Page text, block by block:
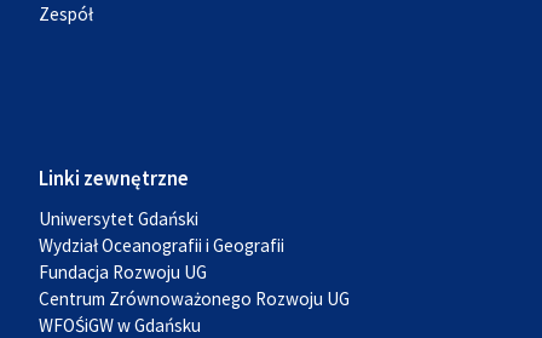
Zespół
Linki zewnętrzne
Uniwersytet Gdański
Wydział Oceanografii i Geografii
Fundacja Rozwoju UG
Centrum Zrównoważonego Rozwoju UG
WFOŚiGW w Gdańsku